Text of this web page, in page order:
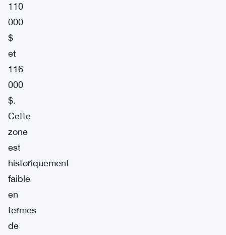
110
000
$
et
116
000
$.
Cette
zone
est
historiquement
faible
en
termes
de